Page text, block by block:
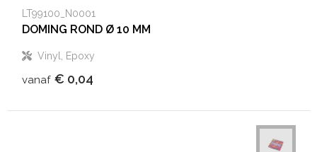
LT99100_N0001
DOMING ROND Ø 10 MM
Vinyl, Epoxy
vanaf € 0,04